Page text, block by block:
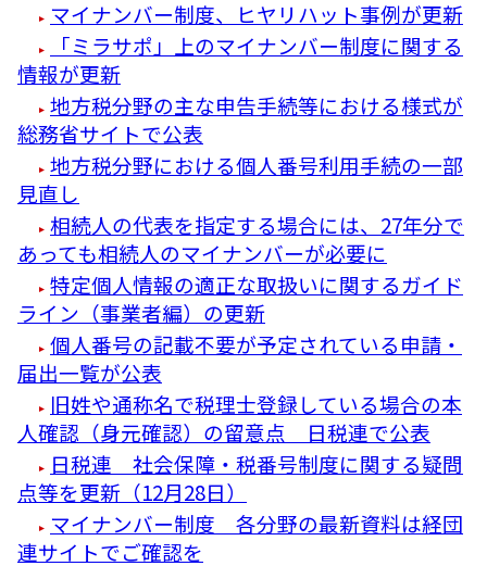
マイナンバー制度、ヒヤリハット事例が更新
「ミラサポ」上のマイナンバー制度に関する
情報が更新
地方税分野の主な申告手続等における様式が
総務省サイトで公表
地方税分野における個人番号利用手続の一部
見直し
相続人の代表を指定する場合には、27年分で
あっても相続人のマイナンバーが必要に
特定個人情報の適正な取扱いに関するガイド
ライン（事業者編）の更新
個人番号の記載不要が予定されている申請・
届出一覧が公表
旧姓や通称名で税理士登録している場合の本
人確認（身元確認）の留意点 日税連で公表
日税連 社会保障・税番号制度に関する疑問
点等を更新（12月28日）
マイナンバー制度 各分野の最新資料は経団
連サイトでご確認を